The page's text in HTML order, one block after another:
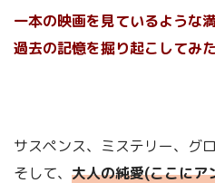
一本の映画を見ているような
過去の記憶を掘り起こしてみ
サスペンス、ミステリー、グ
そして、 大人の純愛(ここにア